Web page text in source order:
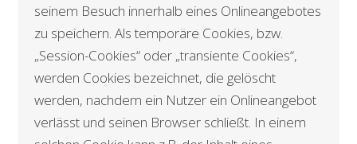
seinem Besuch innerhalb eines Onlineangebotes
zu speichern. Als temporäre Cookies, bzw.
„Session-Cookies“ oder „transiente Cookies“,
werden Cookies bezeichnet, die gelöscht
werden, nachdem ein Nutzer ein Onlineangebot
verlässt und seinen Browser schließt. In einem